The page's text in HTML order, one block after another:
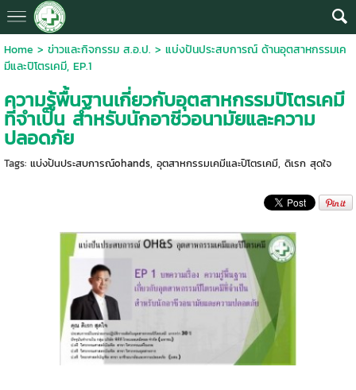
Home > ข่าวและกิจกรรม ส.อ.ป. > แบ่งปันประสบการณ์ ด้านอุตสาหกรรมเค
มีและปิโตรเคมี, EP.1
ความรู้พื้นฐานเกี่ยวกับอุตสาหกรรมปิโตรเคมี
ที่จำเป็น สำหรับนักอาชีวอนามัยและความ
ปลอดภัย
Tags: แบ่งปันประสบการณ์ohands, อุตสาหกรรมเคมีและปิโตรเคมี, ดิเรก สุดใจ